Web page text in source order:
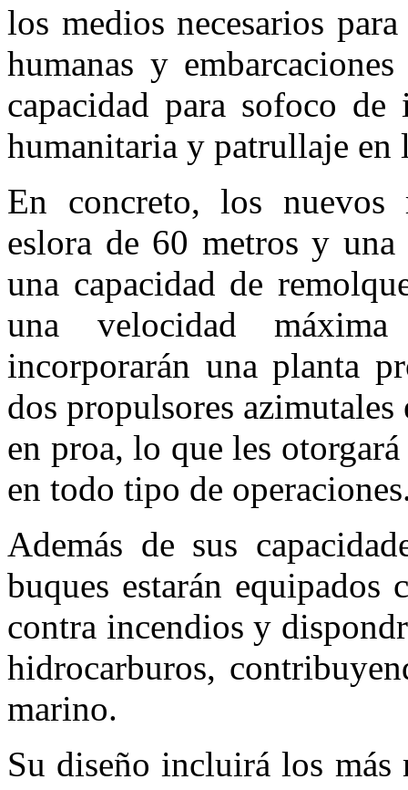
los medios necesarios
humanas y
capacidad para sofoco
humanitaria y patrullaje en
En concreto, los nuevos
eslora de 60 metros y
una capacidad de
una velocidad
incorporarán una planta
dos propulsores
en proa, lo que les
en todo tipo de
Además de sus
buques estarán
contra incendios y
hidrocarburos,
marino.
Su diseño incluirá los más